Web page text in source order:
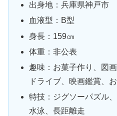
出身地：兵庫県神戸市
血液型：B型
身長：159㎝
体重：非公表
趣味：お菓子作り、図
ドライブ、映画鑑賞、
特技：ジグソーパズル
水泳、長距離走